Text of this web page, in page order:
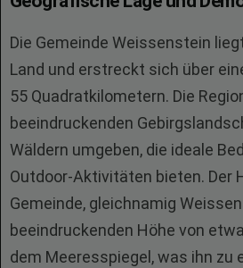
Die Gemeinde Weissenstein
Land und erstreckt sich über
55 Quadratkilometern. Die
beeindruckenden
Wäldern umgeben, die ideale
Outdoor-Aktivitäten bieten. Der
Gemeinde, gleichnamig
beeindruckenden Höhe von
dem Meeresspiegel, was ihn zu